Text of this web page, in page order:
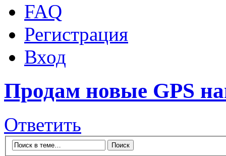
FAQ
Регистрация
Вход
Продам новые GPS
Ответить